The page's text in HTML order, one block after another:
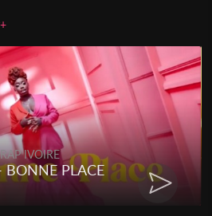
RAP IVOIRE
BONNE PLACE